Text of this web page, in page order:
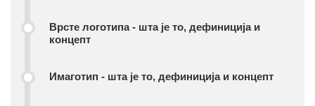
Врсте логотипа - шта је то, дефиниција и
концепт
Имаготип - шта је то, дефиниција и концепт